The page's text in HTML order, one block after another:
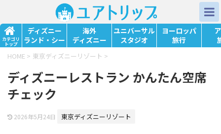
カテゴリ
トップ
ディズニー
ランド・シー
海外
ディズニー
ユニバーサル
スタジオ
ヨーロッパ
旅行
HOME > 東京ディズニーリゾート >
ディズニーレストラン かんたん空席
チェック
2026年5月24日 東京ディズニーリゾート